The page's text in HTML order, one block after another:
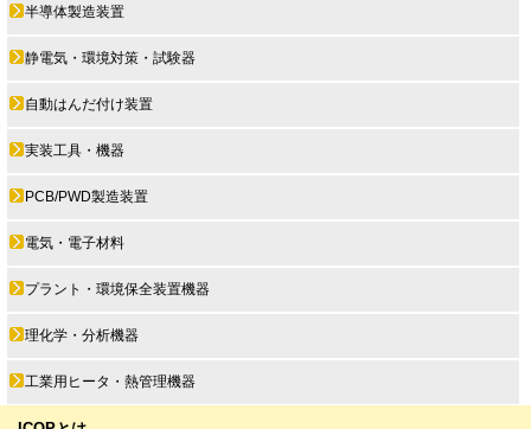
半導体製造装置
静電気・環境対策・試験器
自動はんだ付け装置
実装工具・機器
PCB/PWD製造装置
電気・電子材料
プラント・環境保全装置機器
理化学・分析機器
工業用ヒータ・熱管理機器